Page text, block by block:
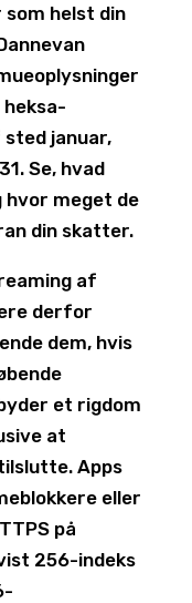
helst din
heksa-
januar,
Se, hvad
hvor meget de
din skatter.
af
derfor
dem, hvis
et rigdom
at
Apps
eller
på
256-indeks